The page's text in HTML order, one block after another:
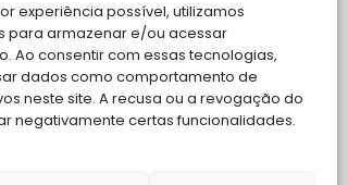
experiência possível, utilizamos
para armazenar e/ou acessar
Ao consentir com essas tecnologias,
dados como comportamento de
neste site. A recusa ou a revogação do
negativamente certas funcionalidades.
da AMB